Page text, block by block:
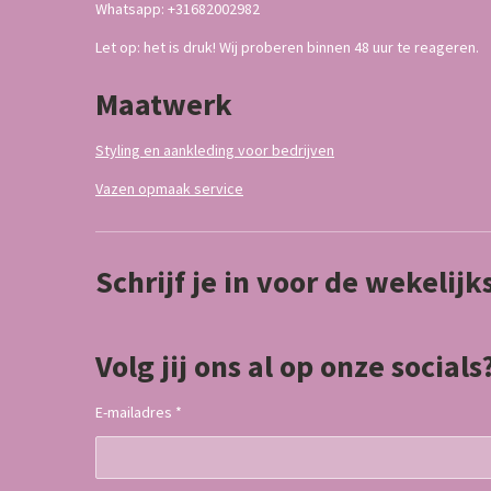
Whatsapp: +31682002982
Let op: het is druk! Wij proberen binnen 48 uur te reageren.
Maatwerk
Styling en aankleding voor bedrijven
Vazen opmaak service
Schrijf je in voor de
Volg jij ons al op onze
E-mailadres *